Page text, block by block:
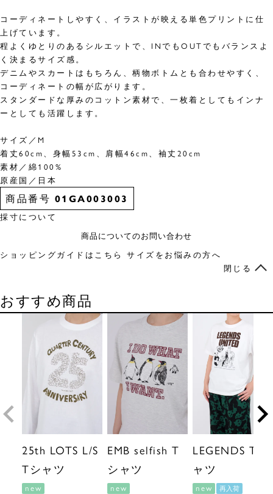
コーディネートしやすく、イラストが映える単色プリントに仕
上げています。
程よくゆとりのあるシルエットで、INでもOUTでもバランスよ
く決まるサイズ感。
デニムやスカートはもちろん、柄物ボトムとも合わせやすく、
コーディネートの幅が広がります。
スタンダードな厚みのコットン素材で、一枚着としてもインナ
ーとしても活躍します。
サイズ／M
着丈60cm、身幅53cm、肩幅46cm、袖丈20cm
素材／綿100%
原産国／日本
商品番号 01GA003003
採寸について
商品についてのお問い合わせ
ショッピングガイドはこちら サイズをお悩みの方へ
閉じる
おすすめ商品
25th LOTS L/S
Tシャツ
new
EMB selfish T
シャツ
new
LEGENDS Tシ
ャツ
new 再入荷